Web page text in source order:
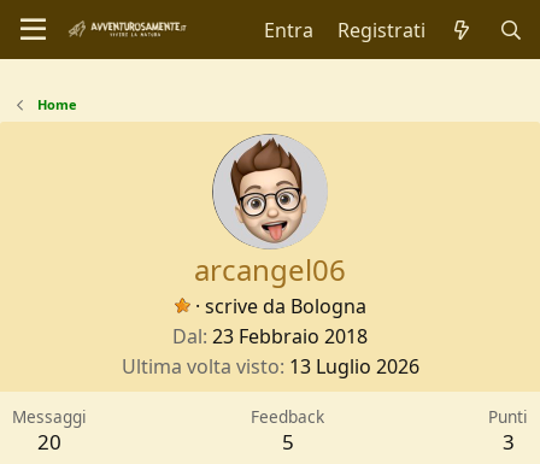
Entra Registrati
Home
arcangel06
· scrive da Bologna
Dal 23 Febbraio 2018
Ultima volta visto 13 Luglio 2026
Messaggi
20
Feedback
5
Punti
3